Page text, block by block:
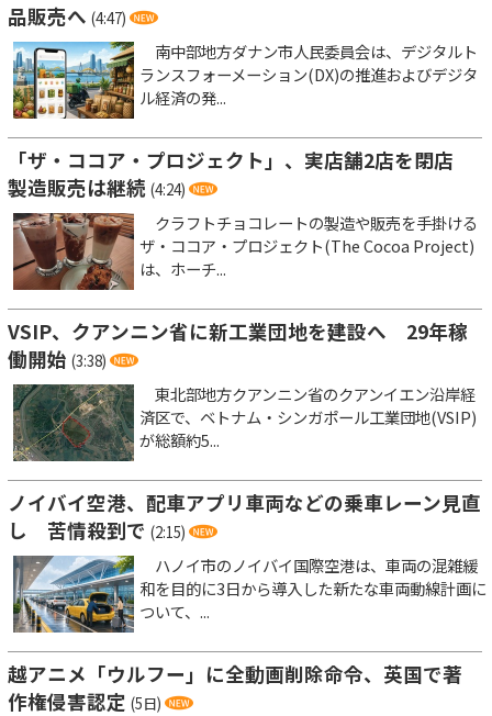
品販売へ (4:47)
南中部地方ダナン市人民委員会は、デジタルト
ランスフォーメーション(DX)の推進およびデジタ
ル経済の発...
「ザ・ココア・プロジェクト」、実店舗2店を閉店
製造販売は継続 (4:24)
クラフトチョコレートの製造や販売を手掛ける
ザ・ココア・プロジェクト(The Cocoa Project)
は、ホーチ...
VSIP、クアンニン省に新工業団地を建設へ 29年稼
働開始 (3:38)
東北部地方クアンニン省のクアンイエン沿岸経
済区で、ベトナム・シンガポール工業団地(VSIP)
が総額約5...
ノイバイ空港、配車アプリ車両などの乗車レーン見直
し 苦情殺到で (2:15)
ハノイ市のノイバイ国際空港は、車両の混雑緩
和を目的に3日から導入した新たな車両動線計画に
ついて、...
越アニメ「ウルフー」に全動画削除命令、英国で著
作権侵害認定 (5日)